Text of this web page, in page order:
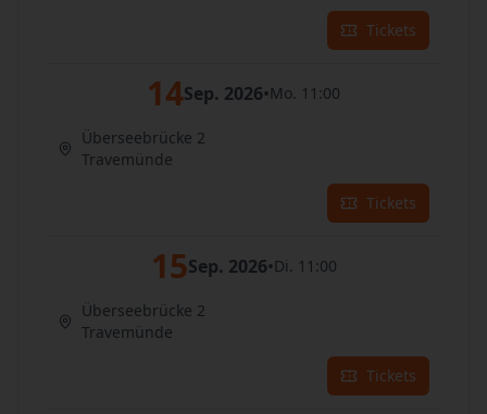
Tickets
14Sep. 2026•Mo. 11:00
Überseebrücke 2
Travemünde
Tickets
15Sep. 2026•Di. 11:00
Überseebrücke 2
Travemünde
Tickets